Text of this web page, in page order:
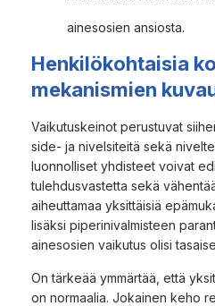
ainesosien ansiosta.
Henkilökohtaisia
mekanismien
Vaikutuskeinot perustuvat
side- ja nivelsiteitä sekä
luonnolliset yhdisteet voivat
tulehdusvastetta sekä
aiheuttamaa yksittäisiä
lisäksi piperinivalmisteen
ainesosien vaikutus olisi
On tärkeää ymmärtää, että
on normaalia. Jokainen keho